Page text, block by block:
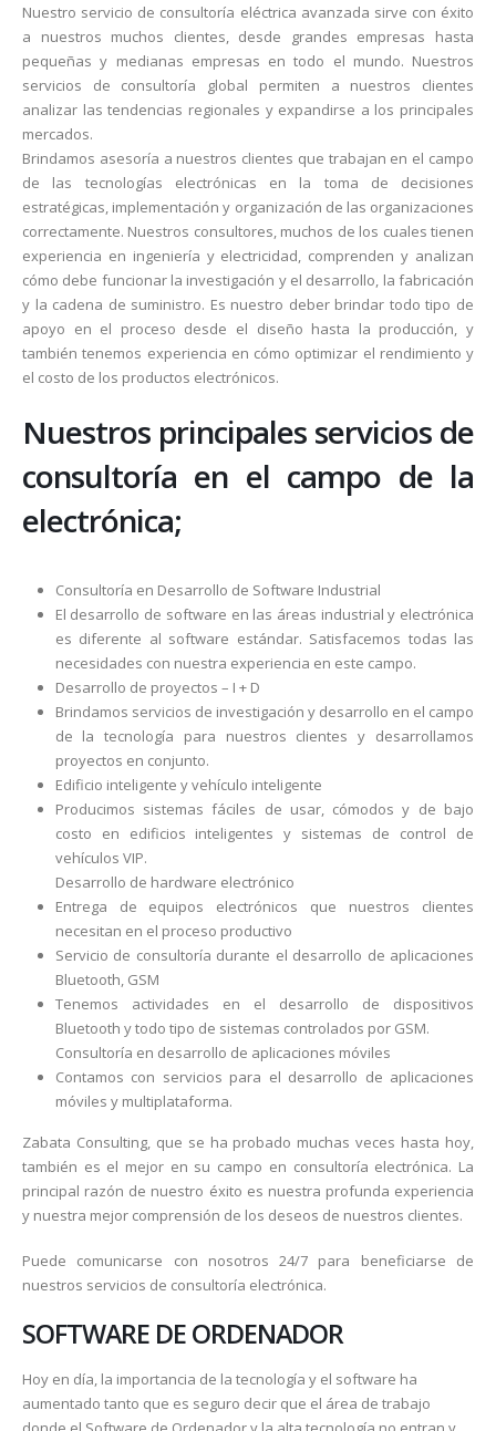
Nuestro servicio de consultoría eléctrica avanzada sirve con éxito
a nuestros muchos clientes, desde grandes empresas hasta
pequeñas y medianas empresas en todo el mundo. Nuestros
servicios de consultoría global permiten a nuestros clientes
analizar las tendencias regionales y expandirse a los principales
mercados.
Brindamos asesoría a nuestros clientes que trabajan en el campo
de las tecnologías electrónicas en la toma de decisiones
estratégicas, implementación y organización de las organizaciones
correctamente. Nuestros consultores, muchos de los cuales tienen
experiencia en ingeniería y electricidad, comprenden y analizan
cómo debe funcionar la investigación y el desarrollo, la fabricación
y la cadena de suministro. Es nuestro deber brindar todo tipo de
apoyo en el proceso desde el diseño hasta la producción, y
también tenemos experiencia en cómo optimizar el rendimiento y
el costo de los productos electrónicos.
Nuestros principales servicios de
consultoría en el campo de la
electrónica;
Consultoría en Desarrollo de Software Industrial
El desarrollo de software en las áreas industrial y electrónica
es diferente al software estándar. Satisfacemos todas las
necesidades con nuestra experiencia en este campo.
Desarrollo de proyectos – I + D
Brindamos servicios de investigación y desarrollo en el campo
de la tecnología para nuestros clientes y desarrollamos
proyectos en conjunto.
Edificio inteligente y vehículo inteligente
Producimos sistemas fáciles de usar, cómodos y de bajo
costo en edificios inteligentes y sistemas de control de
vehículos VIP.
Desarrollo de hardware electrónico
Entrega de equipos electrónicos que nuestros clientes
necesitan en el proceso productivo
Servicio de consultoría durante el desarrollo de aplicaciones
Bluetooth, GSM
Tenemos actividades en el desarrollo de dispositivos
Bluetooth y todo tipo de sistemas controlados por GSM.
Consultoría en desarrollo de aplicaciones móviles
Contamos con servicios para el desarrollo de aplicaciones
móviles y multiplataforma.
Zabata Consulting, que se ha probado muchas veces hasta hoy,
también es el mejor en su campo en consultoría electrónica. La
principal razón de nuestro éxito es nuestra profunda experiencia
y nuestra mejor comprensión de los deseos de nuestros clientes.
Puede comunicarse con nosotros 24/7 para beneficiarse de
nuestros servicios de consultoría electrónica.
SOFTWARE DE ORDENADOR
Hoy en día, la importancia de la tecnología y el software ha
aumentado tanto que es seguro decir que el área de trabajo